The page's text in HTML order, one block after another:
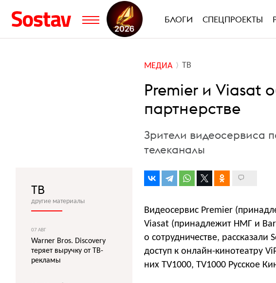
БЛОГИ СПЕЦПРОЕКТЫ
МЕДИА ТВ
Premier и Viasat
партнерстве
Зрители видеосервиса
телеканалы
Видеосервис Premier
Viasat (принадлежит НМГ и
о сотрудничестве,
доступ к онлайн-кинотеатру
них TV1000, TV1000 Русское
ТВ
другие материалы
07 АВГ
Warner Bros. Discovery
теряет выручку от ТВ-
рекламы